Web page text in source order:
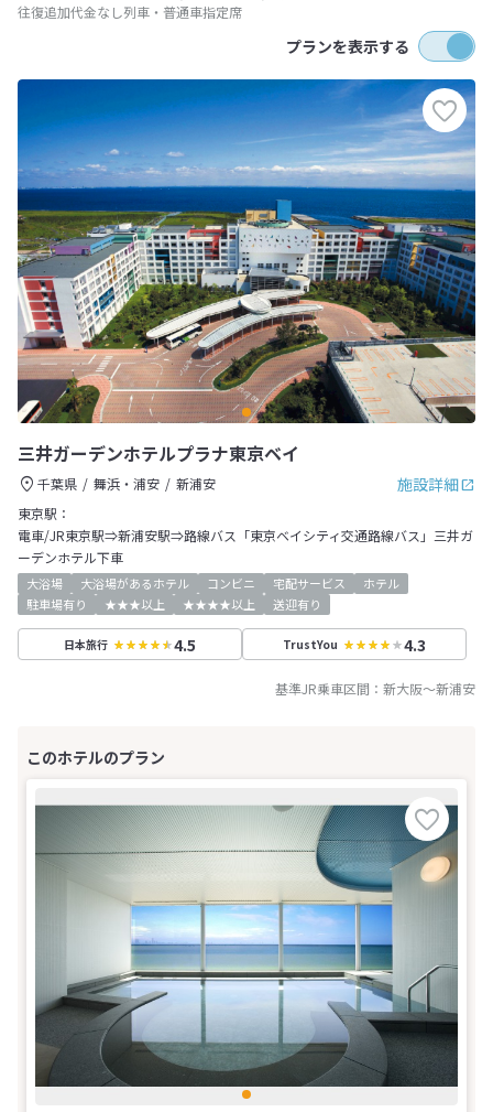
往復追加代金なし列車・普通車指定席
プランを表示する
三井ガーデンホテルプラナ東京ベイ
施設詳細
千葉県 舞浜・浦安
新浦安
東京駅：
電車/JR東京駅⇒新浦安駅⇒路線バス「東京ベイシティ交通路線バス」三井ガ
ーデンホテル下車
大浴場 大浴場があるホテル コンビニ 宅配サービス
ホテル
駐車場有り
★★★以上 ★★★★以上 送迎有り
日本旅行 4.5 TrustYou 4.3
基準JR乗車区間： 新大阪～新浦安